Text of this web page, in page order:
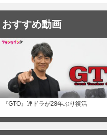
おすすめ動画
『GTO』連ドラが28年ぶり復活